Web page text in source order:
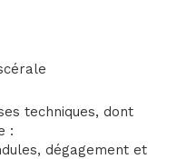
techniques, dont
:
dégagement et